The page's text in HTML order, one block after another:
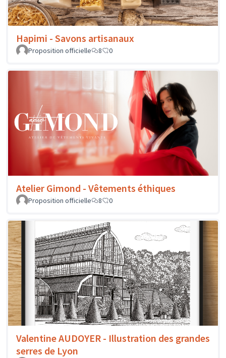
Hapimi - Savons artisanaux
Proposition officielle 8 0
Atelier Gimond - Vêtements éthiques
Proposition officielle 8 0
Valentine AUDOYER - Illustration des grandes
serres de Lyon